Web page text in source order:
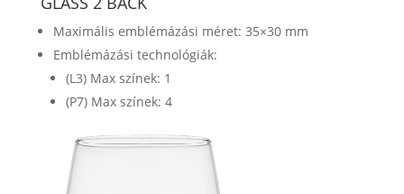
Maximális emblémázási méret: 35×30 mm
Emblémázási technológiák:
(L3) Max színek: 1
(P7) Max színek: 4